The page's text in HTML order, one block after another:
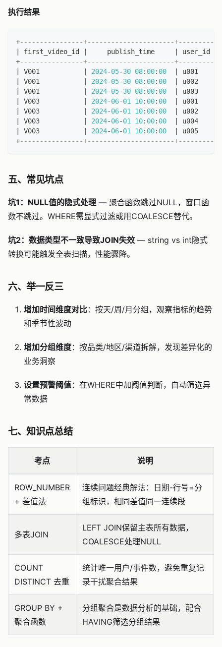
执行结果
+----------------+----------------------+---------
first_video_id
     publish_time
user_id
+----------------+----------------------+---------
V001 2024-05-30 08: 00: 00 u001
V001 2024-05-30 08: 00: 00 u002
V001 2024-05-30 08: 00: 00 u003
V003 2024-06-01 10: 00: 00 u001
V003 2024-06-01 10: 00: 00 u002
V003 2024-06-01 10: 00: 00 u004
V003 2024-06-01 10: 00: 00 u005
+----------------+----------------------+---------
五、常见坑点
坑1：NULL值的隐式处理 — 聚合函数跳过NULL，窗口函
数不跳过。WHERE需显式过滤或用COALESCE替代。
坑2：数据类型不一致导致JOIN失效 — string vs int隐式
转换可能触发全表扫描，性能骤降。
六、举一反三
增加时间维度对比：按天/周/月分组，观察指标的趋势
和季节性波动
增加分组维度：按品类/地区/渠道拆解，发现差异化的
业务洞察
设置预警阈值：在WHERE中加阈值判断，自动筛选异
常数据
七、知识点总结
考点 说明
ROW_NUMBER
+ 差值法
连续问题经典解法：日期-行号=分
组标识，相同差值同一连续段
多表JOIN
LEFT JOIN保留主表所有数据，
COALESCE处理NULL
COUNT
DISTINCT 去重
统计唯一用户/事件数，避免重复记
录干扰聚合结果
GROUP BY +
聚合函数
分组聚合是数据分析的基础，配合
HAVING筛选分组结果